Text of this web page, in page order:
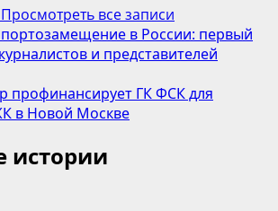
Просмотреть все записи
в России: первый
и представителей
профинансирует ГК ФСК для
в Новой Москве
истории